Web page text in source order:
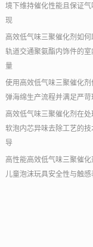
境下维持催化性能且保证气
现
高效低气味三聚催化剂如
轨道交通聚氨酯内饰件的室
量
使用高效低气味三聚催化剂
弹海绵生产流程并满足严苛
高效低气味三聚催化剂在
软泡内芯异味去除工艺的技
导
高性能高效低气味三聚催
儿童泡沫玩具安全性与触